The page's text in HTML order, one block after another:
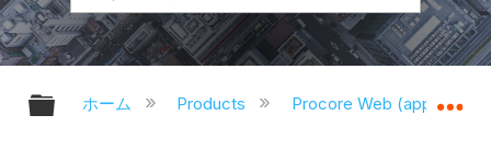
グローバル階層を展開/折りたたむ
ホーム Products Procore Web